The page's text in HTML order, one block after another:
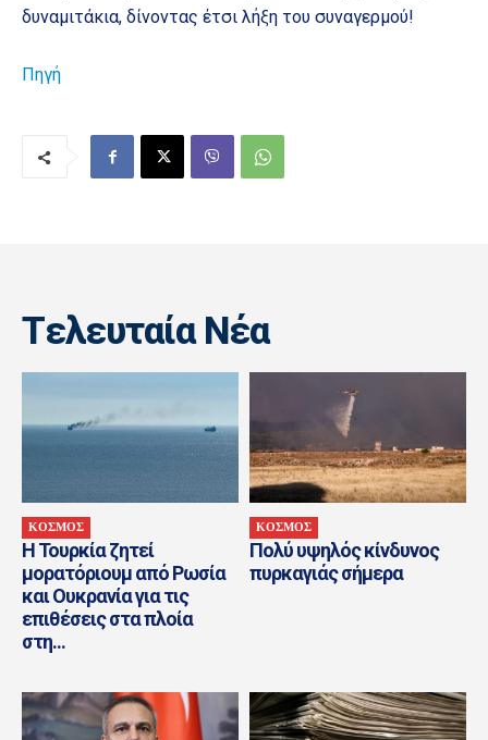
δυναμιτάκια, δίνοντας έτσι λήξη του συναγερμού!
Πηγή
Tελευταία Nέα
ΚΟΣΜΟΣ
Η Τουρκία ζητεί
μορατόριουμ από Ρωσία
και Ουκρανία για τις
επιθέσεις στα πλοία
στη...
ΚΟΣΜΟΣ
Πολύ υψηλός κίνδυνος
πυρκαγιάς σήμερα